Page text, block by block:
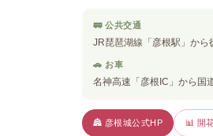
🚃 公共交通
JR琵琶湖線「彦根駅」から
🚗 お車
名神高速「彦根IC」から国
🏯 彦根城公式HP 📊 開